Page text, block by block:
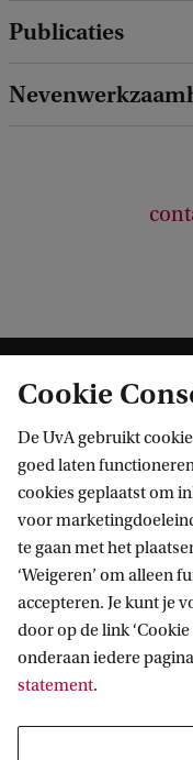
Publicaties
Informatie voor
Bachelorstudiekiezers
Masterstudiekiezers
UvA-studenten
Medewerkers
Journalisten
Alumni
Schooldecanen en
Direct naar
Webmail
Bibliotheek
Vacatures
Huisstijl
Contact
UvA op social media
Cookie
De UvA gebruikt
goed laten
cookies geplaatst om
voor
te gaan met het
‘Weigeren’ om alleen
accepteren. Je kunt je
door op de link
onderaan iedere
statement.